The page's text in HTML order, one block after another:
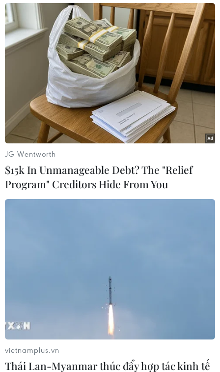
JG Wentworth
$15k In Unmanageable Debt? The "Relief
Program" Creditors Hide From You
vietnamplus.vn
Thái Lan-Myanmar thúc đẩy hợp tác kinh tế